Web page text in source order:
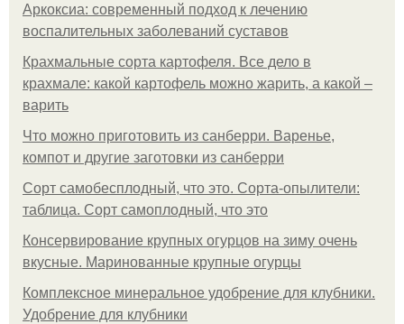
Аркоксиа: современный подход к лечению
воспалительных заболеваний суставов
Крахмальные сорта картофеля. Все дело в
крахмале: какой картофель можно жарить, а какой –
варить
Что можно приготовить из санберри. Варенье,
компот и другие заготовки из санберри
Сорт самобесплодный, что это. Сорта-опылители:
таблица. Сорт самоплодный, что это
Консервирование крупных огурцов на зиму очень
вкусные. Маринованные крупные огурцы
Комплексное минеральное удобрение для клубники.
Удобрение для клубники